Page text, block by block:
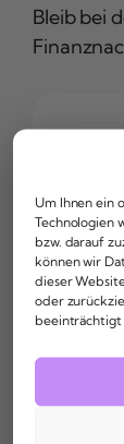
Um Ihnen ein
Technologien
bzw. darauf
können wir
dieser
oder
beeinträchtigt
Bleib bei